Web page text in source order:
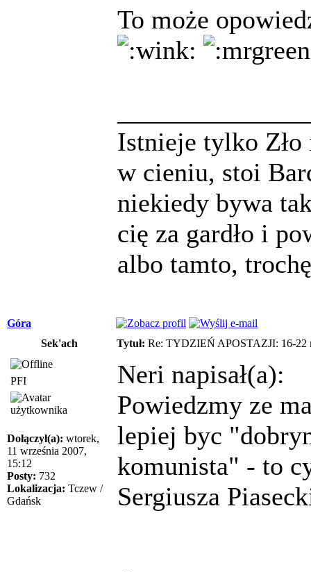
To może
Istnieje tylko Zło
w cieniu, stoi
niekiedy bywa
cię za gardło i
albo tamto,
Góra
Sek'ach
Tytuł: Re: TYDZIEŃ APOSTAZJI: 16-22
PFI
Dołączył(a): wtorek,
11 września 2007,
15:12
Posty: 732
Lokalizacja: Tczew /
Gdańsk
Neri napisał(a):
Powiedzmy ze
lepiej byc
komunista" - to
Sergiusza